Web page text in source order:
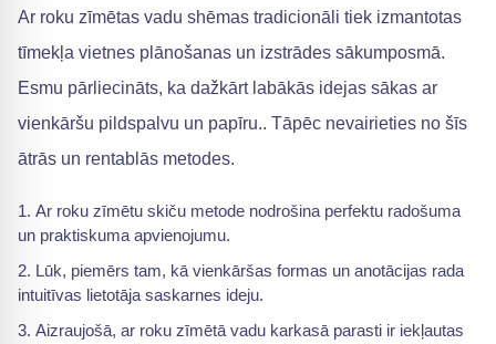
Ar roku zīmētas vadu shēmas tradicionāli tiek izmantotas
tīmekļa vietnes plānošanas un izstrādes sākumposmā.
Esmu pārliecināts, ka dažkārt labākās idejas sākas ar
vienkāršu pildspalvu un papīru.. Tāpēc nevairieties no šīs
ātrās un rentablās metodes.
Ar roku zīmētu skiču metode nodrošina perfektu radošuma
un praktiskuma apvienojumu.
Lūk, piemērs tam, kā vienkāršas formas un anotācijas rada
intuitīvas lietotāja saskarnes ideju.
Aizraujošā, ar roku zīmētā vadu karkasā parasti ir iekļautas